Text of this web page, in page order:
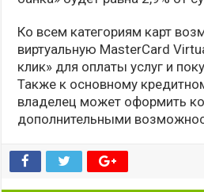
Ко всем категориям карт
виртуальную MasterCard
клик» для оплаты услуг и
Также к основному
владелец может оформить
дополнительными